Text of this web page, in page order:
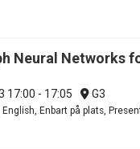
Neural Networks
17:00 - 17:05 G3
English, Enbart på plats,